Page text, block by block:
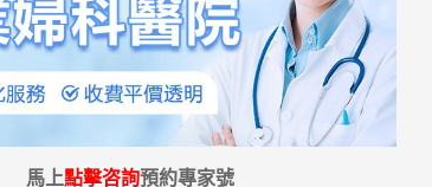
馬上點擊咨詢預約專家號